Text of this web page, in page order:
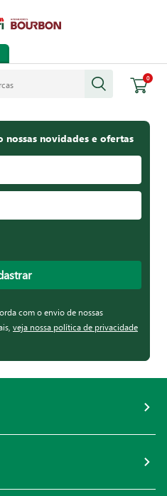
0
novidades e ofertas
com o envio de nossas
veja nossa política de privacidade